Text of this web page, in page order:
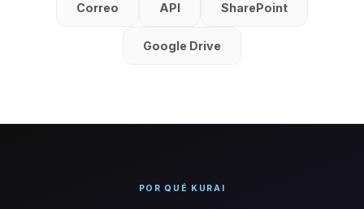
Correo API SharePoint
Google Drive
POR QUÉ KURAI